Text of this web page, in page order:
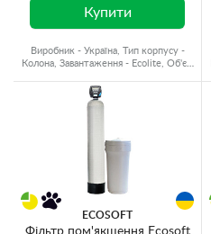
Купити
Виробник - Україна, Тип корпусу -
Колона, Завантаження - Ecolite, Об'єм
ECOSOFT
Фільтр пом'якшення Ecosoft